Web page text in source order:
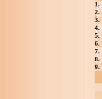
1.
2.
3.
4.
5.
6.
7.
8.
9.